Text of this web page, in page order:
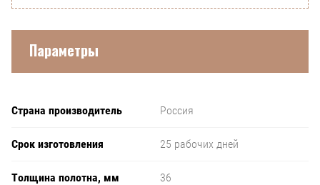
Параметры
Страна производитель Россия
Срок изготовления 25 рабочих дней
Толщина полотна, мм 36